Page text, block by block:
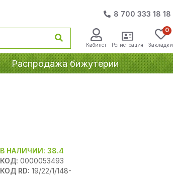
8 700 333 18 18
Кабинет Регистрация Закладки
0
Распродажа бижутерии
В НАЛИЧИИ:38.4
КОД: 0000053493
КОД RD: 19/22/1/148-